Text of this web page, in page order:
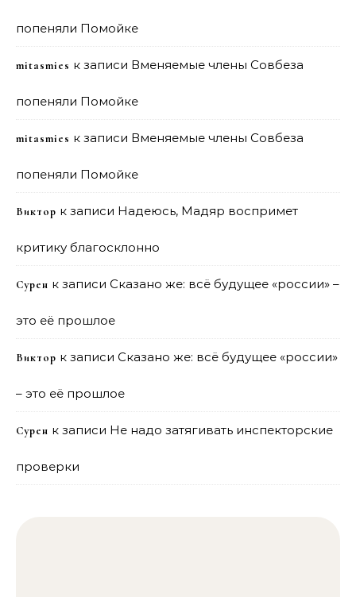
попеняли Помойке
mitasmies к записи Вменяемые члены Совбеза
попеняли Помойке
mitasmies к записи Вменяемые члены Совбеза
попеняли Помойке
Виктор к записи Надеюсь, Мадяр воспримет
критику благосклонно
Сурен к записи Сказано же: всё будущее «россии» –
это её прошлое
Виктор к записи Сказано же: всё будущее «россии»
– это её прошлое
Сурен к записи Не надо затягивать инспекторские
проверки